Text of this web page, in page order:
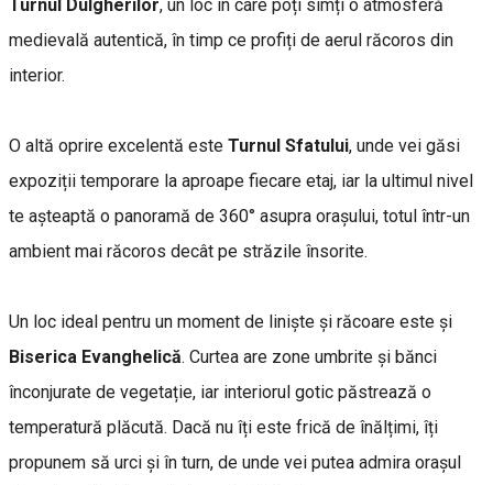
Turnul Dulgherilor, un loc în care poți simți o atmosferă
medievală autentică, în timp ce profiți de aerul răcoros din
interior.
O altă oprire excelentă este Turnul Sfatului, unde vei găsi
expoziții temporare la aproape fiecare etaj, iar la ultimul nivel
te așteaptă o panoramă de 360° asupra orașului, totul într-un
ambient mai răcoros decât pe străzile însorite.
Un loc ideal pentru un moment de liniște și răcoare este și
Biserica Evanghelică. Curtea are zone umbrite și bănci
înconjurate de vegetație, iar interiorul gotic păstrează o
temperatură plăcută. Dacă nu îți este frică de înălțimi, îți
propunem să urci și în turn, de unde vei putea admira orașul